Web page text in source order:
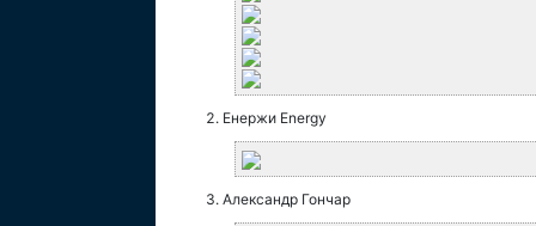
Енержи Energy
Александр Гончар